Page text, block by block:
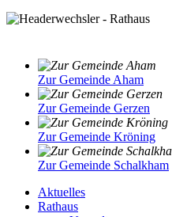
Zur Gemeinde Aham
Zur Gemeinde Gerzen
Zur Gemeinde Kröning
Zur Gemeinde Schalkham
Aktuelles
Rathaus